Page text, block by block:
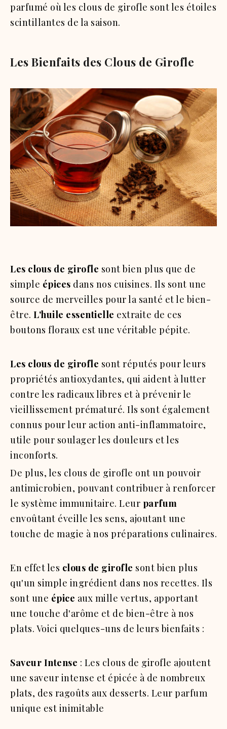
parfumé où les clous de girofle sont les étoiles
scintillantes de la saison.
Les Bienfaits des Clous de Girofle
Les clous de girofle sont bien plus que de
simple épices dans nos cuisines. Ils sont une
source de merveilles pour la santé et le bien-
être. L'huile essentielle extraite de ces
boutons floraux est une véritable pépite.
Les clous de girofle sont réputés pour leurs
propriétés antioxydantes, qui aident à lutter
contre les radicaux libres et à prévenir le
vieillissement prématuré. Ils sont également
connus pour leur action anti-inflammatoire,
utile pour soulager les douleurs et les
inconforts.
De plus, les clous de girofle ont un pouvoir
antimicrobien, pouvant contribuer à renforcer
le système immunitaire. Leur parfum
envoûtant éveille les sens, ajoutant une
touche de magie à nos préparations culinaires.
En effet les clous de girofle sont bien plus
qu'un simple ingrédient dans nos recettes. Ils
sont une épice aux mille vertus, apportant
une touche d'arôme et de bien-être à nos
plats. Voici quelques-uns de leurs bienfaits :
Saveur Intense : Les clous de girofle ajoutent
une saveur intense et épicée à de nombreux
plats, des ragoûts aux desserts. Leur parfum
unique est inimitable